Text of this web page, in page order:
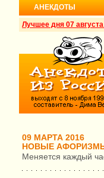
АНЕКДОТЫ
Лучшее дня 07
09 МАРТА 2016
НОВЫЕ
Меняется каждый